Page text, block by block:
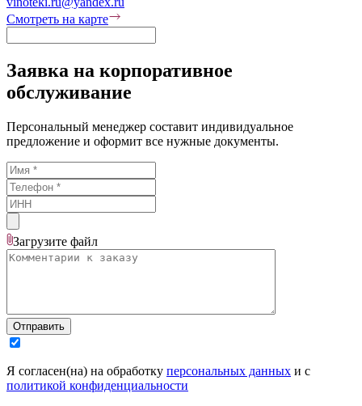
Смотреть на карте
Заявка на корпоративное
обслуживание
Персональный менеджер составит индивидуальное
предложение и оформит все нужные документы.
Загрузите файл
Отправить
Я согласен(на) на обработку персональных данных и с
политикой конфиденциальности